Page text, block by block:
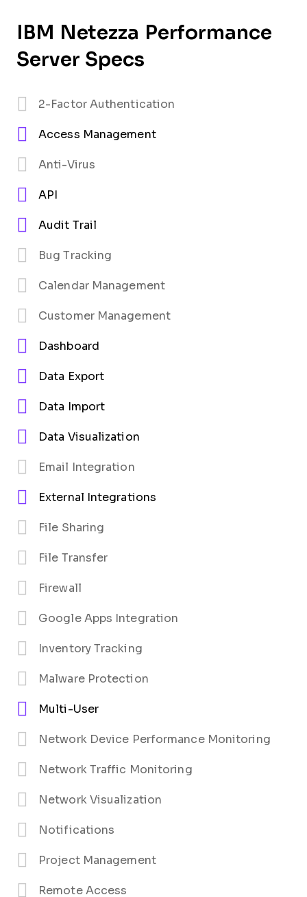
IBM Netezza Performance
Server Specs
2-Factor Authentication
Access Management
Anti-Virus
API
Audit Trail
Bug Tracking
Calendar Management
Customer Management
Dashboard
Data Export
Data Import
Data Visualization
Email Integration
External Integrations
File Sharing
File Transfer
Firewall
Google Apps Integration
Inventory Tracking
Malware Protection
Multi-User
Network Device Performance Monitoring
Network Traffic Monitoring
Network Visualization
Notifications
Project Management
Remote Access